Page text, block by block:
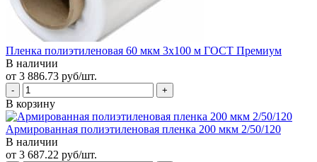
Пленка полиэтиленовая 60 мкм 3х100 м ГОСТ Премиум
В наличии
от 3 886.73 руб/шт.
В корзину
Армированная полиэтиленовая пленка 200 мкм 2/50/120
В наличии
от 3 687.22 руб/шт.